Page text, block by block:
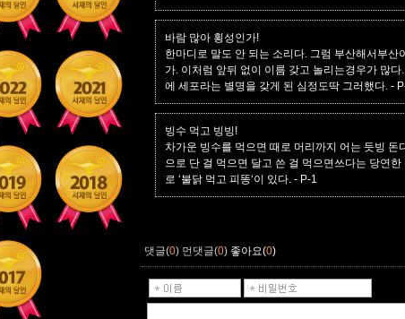
바람 많아 횡성인가!
한마디로 말도 안 되는 소리다. 그럼 부산해서부
가. 이처럼 앞뒤 없이 이름 갖고 놀리는경우가 많
에 세포라는 별명을 갖게 된 심정도딱 그러했다. -
빙수 먹고 빙빙!
차가운 빙수를 먹으면 때로 머리까지 어는 듯빙 돈
으로 단 걸 먹으면 달고 쓴 걸 먹으면쓰다는 당연
로 ‘불닭 먹고 피똥‘이 있다. - P-1
댓글(0) 먼댓글(0) 좋아요(0)